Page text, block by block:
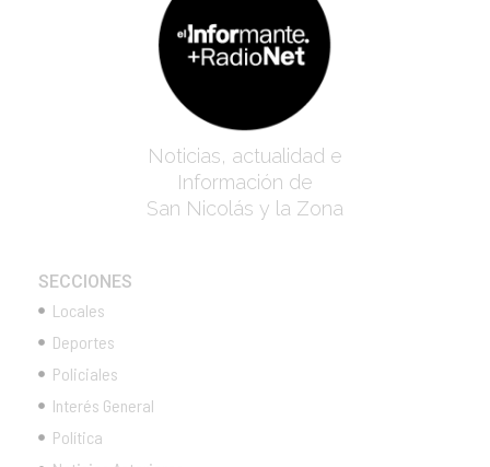
Noticias, actualidad e
Información de
San Nicolás y la Zona
SECCIONES
Locales
Deportes
Policiales
Interés General
Política